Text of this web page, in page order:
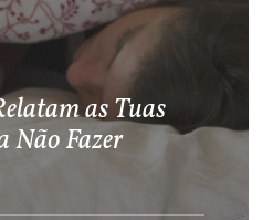
as Tuas
Não Fazer